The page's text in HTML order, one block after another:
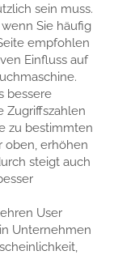
sein muss.
Sie häufig
empfohlen
Einfluss auf
bessere
Zugriffszahlen
zu bestimmten
oben, erhöhen
steigt auch
User
Unternehmen